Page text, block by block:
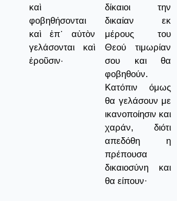
καὶ
φοβηθήσονται
καὶ ἐπ᾿ αὐτὸν
γελάσονται καὶ
ἐροῦσιν·
δίκαιοι την
δικαίαν εκ
μέρους του
Θεού τιμωρίαν
σου και θα
φοβηθούν.
Κατόπιν όμως
θα γελάσουν με
ικανοποίησιν και
χαράν, διότι
απεδόθη η
πρέπουσα
δικαιοσύνη και
θα είπουν·